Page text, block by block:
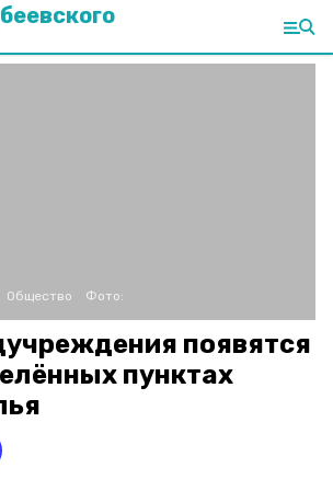
Общество Фото:
появятся
пунктах